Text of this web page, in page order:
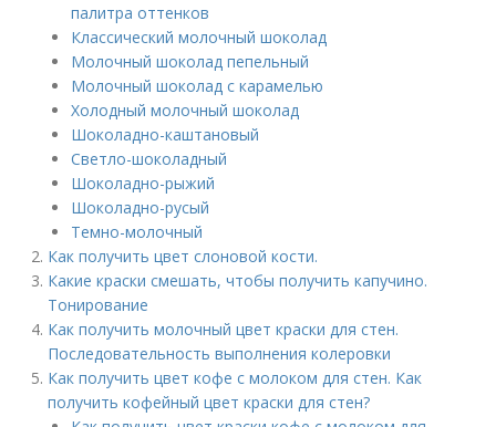
палитра оттенков
Классический молочный шоколад
Молочный шоколад пепельный
Молочный шоколад с карамелью
Холодный молочный шоколад
Шоколадно-каштановый
Светло-шоколадный
Шоколадно-рыжий
Шоколадно-русый
Темно-молочный
Как получить цвет слоновой кости.
Какие краски смешать, чтобы получить капучино.
Тонирование
Как получить молочный цвет краски для стен.
Последовательность выполнения колеровки
Как получить цвет кофе с молоком для стен. Как
получить кофейный цвет краски для стен?